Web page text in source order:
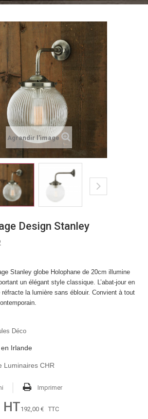
Agrandir l'image
Design Stanley
Stanley globe Holophane de 20cm illumine
un élégant style classique. L’abat-jour en
la lumière sans éblouir. Convient à tout
Déco
Irlande
Luminaires CHR
Imprimer
HT192,00 € TTC